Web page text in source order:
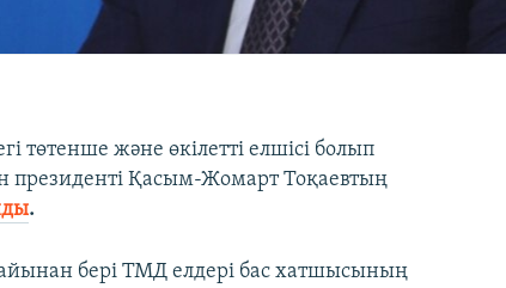
төтенше және өкілетті елшісі болып
президенті Қасым-Жомарт Тоқаевтың
.
бері ТМД елдері бас хатшысының